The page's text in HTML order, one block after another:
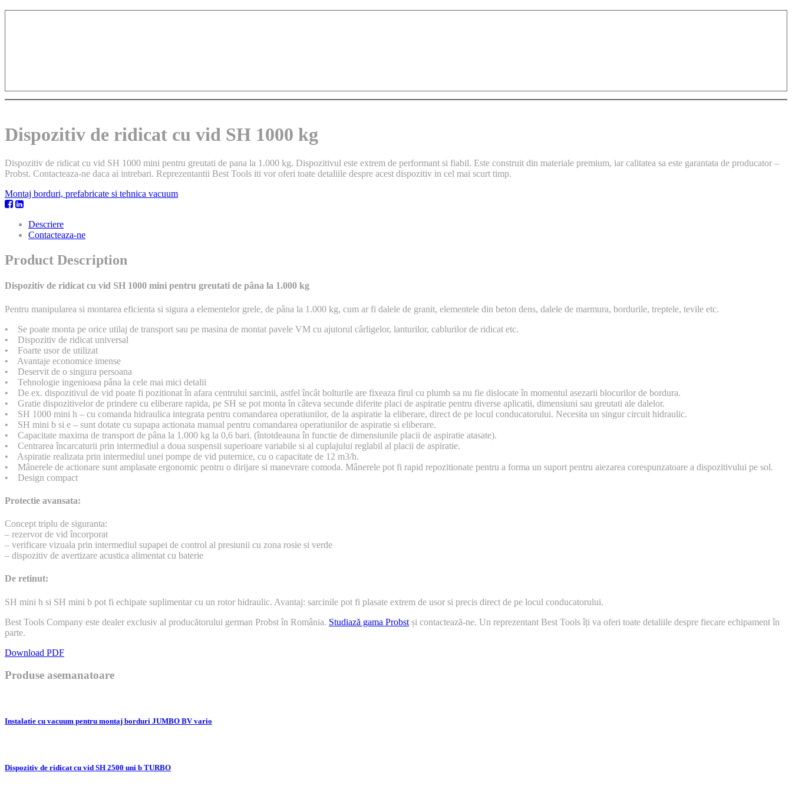
Dispozitiv de ridicat cu vid SH 1000 kg
Dispozitiv de ridicat cu vid SH 1000 mini pentru greutati de pana la 1.000 kg. Dispozitivul este extrem de performant si fiabil. Este construit din materiale premium, iar calitatea sa este garantata de producator –
Probst. Contacteaza-ne daca ai intrebari. Reprezentantii Best Tools iti vor oferi toate detaliile despre acest dispozitiv in cel mai scurt timp.
Montaj borduri, prefabricate si tehnica vacuum
Descriere
Contacteaza-ne
Product Description
Dispozitiv de ridicat cu vid SH 1000 mini pentru greutati de pâna la 1.000 kg
Pentru manipularea si montarea eficienta si sigura a elementelor grele, de pâna la 1.000 kg, cum ar fi dalele de granit, elementele din beton dens, dalele de marmura, bordurile, treptele, tevile etc.
• Se poate monta pe orice utilaj de transport sau pe masina de montat pavele VM cu ajutorul cârligelor, lanturilor, cablurilor de ridicat etc.
• Dispozitiv de ridicat universal
• Foarte usor de utilizat
• Avantaje economice imense
• Deservit de o singura persoana
• Tehnologie ingenioasa pâna la cele mai mici detalii
• De ex. dispozitivul de vid poate fi pozitionat în afara centrului sarcinii, astfel încât bolturile are fixeaza firul cu plumb sa nu fie dislocate în momentul asezarii blocurilor de bordura.
• Gratie dispozitivelor de prindere cu eliberare rapida, pe SH se pot monta în câteva secunde diferite placi de aspiratie pentru diverse aplicatii, dimensiuni sau greutati ale dalelor.
• SH 1000 mini h – cu comanda hidraulica integrata pentru comandarea operatiunilor, de la aspiratie la eliberare, direct de pe locul conducatorului. Necesita un singur circuit hidraulic.
• SH mini b si e – sunt dotate cu supapa actionata manual pentru comandarea operatiunilor de aspiratie si eliberare.
• Capacitate maxima de transport de pâna la 1.000 kg la 0,6 bari. (întotdeauna în functie de dimensiunile placii de aspiratie atasate).
• Centrarea încarcaturii prin intermediul a doua suspensii superioare variabile si al cuplajului reglabil al placii de aspiratie.
• Aspiratie realizata prin intermediul unei pompe de vid puternice, cu o capacitate de 12 m3/h.
• Mânerele de actionare sunt amplasate ergonomic pentru o dirijare si manevrare comoda. Mânerele pot fi rapid repozitionate pentru a forma un suport pentru aiezarea corespunzatoare a dispozitivului pe sol.
• Design compact
Protectie avansata:
Concept triplu de siguranta:
– rezervor de vid încorporat
– verificare vizuala prin intermediul supapei de control al presiunii cu zona rosie si verde
– dispozitiv de avertizare acustica alimentat cu baterie
De retinut:
SH mini h si SH mini b pot fi echipate suplimentar cu un rotor hidraulic. Avantaj: sarcinile pot fi plasate extrem de usor si precis direct de pe locul conducatorului.
Best Tools Company este dealer exclusiv al producătorului german Probst în România. Studiază gama Probst și contactează-ne. Un reprezentant Best Tools îți va oferi toate detaliile despre fiecare echipament în
parte.
Download PDF
Produse asemanatoare
Instalatie cu vacuum pentru montaj borduri JUMBO BV vario
Dispozitiv de ridicat cu vid SH 2500 uni b TURBO